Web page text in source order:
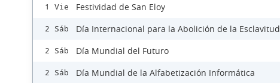
1 Vie Festividad de San Eloy
2 Sáb Día Internacional para la Abolición de la Esclavitud
2 Sáb Día Mundial del Futuro
2 Sáb Día Mundial de la Alfabetización Informática